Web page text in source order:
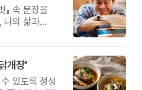
』 속 문장을
나의 삶과
개장'
있도록 정성